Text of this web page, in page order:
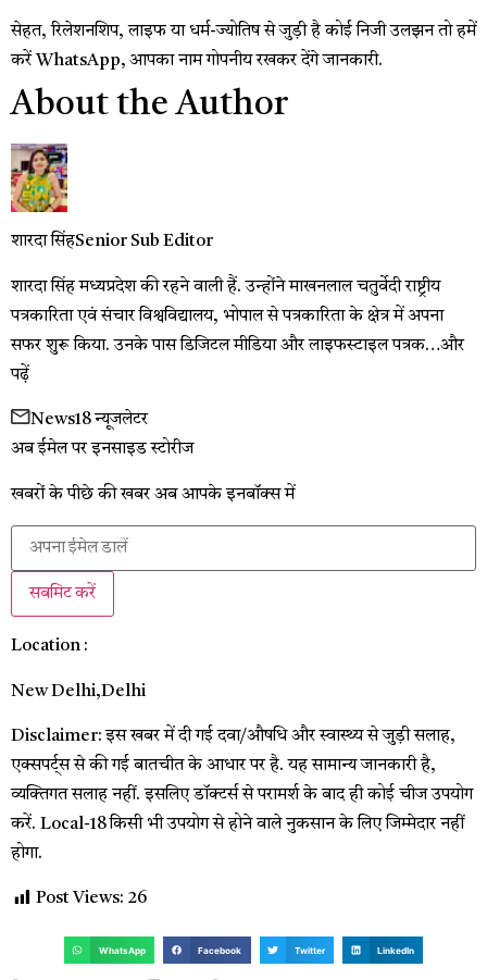
सेहत, रिलेशनशिप, लाइफ या धर्म-ज्योतिष से जुड़ी है कोई निजी उलझन तो हमें
करें WhatsApp, आपका नाम गोपनीय रखकर देंगे जानकारी.
About the Author
शारदा सिंहSenior Sub Editor
शारदा सिंह मध्यप्रदेश की रहने वाली हैं. उन्होंने माखनलाल चतुर्वेदी राष्ट्रीय
पत्रकारिता एवं संचार विश्वविद्यालय, भोपाल से पत्रकारिता के क्षेत्र में अपना
सफर शुरू किया. उनके पास डिजिटल मीडिया और लाइफस्टाइल पत्रक…और
पढ़ें
News18 न्यूजलेटर
अब ईमेल पर इनसाइड स्‍टोर‍ीज
खबरों के पीछे की खबर अब आपके इनबॉक्‍स में
सबमिट करें
Location :
New Delhi,Delhi
Disclaimer: इस खबर में दी गई दवा/औषधि और स्वास्थ्य से जुड़ी सलाह,
एक्सपर्ट्स से की गई बातचीत के आधार पर है. यह सामान्य जानकारी है,
व्यक्तिगत सलाह नहीं. इसलिए डॉक्टर्स से परामर्श के बाद ही कोई चीज उपयोग
करें. Local-18 किसी भी उपयोग से होने वाले नुकसान के लिए जिम्मेदार नहीं
होगा.
Post Views: 26
WhatsApp Facebook Twitter LinkedIn